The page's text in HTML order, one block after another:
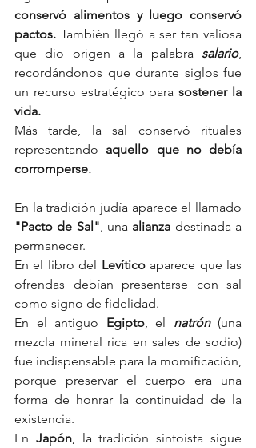
conservó alimentos y luego conservó
pactos. También llegó a ser tan valiosa
que dio origen a la palabra salario,
recordándonos que durante siglos fue
un recurso estratégico para sostener la
vida.
Más tarde, la sal conservó rituales
representando aquello que no debía
corromperse.
"Pacto de Sal", una alianza destinada a
permanecer.
En el libro del Levítico aparece que las
ofrendas debían presentarse con sal
como signo de fidelidad.
En el antiguo Egipto, el natrón (una
mezcla mineral rica en sales de sodio)
fue indispensable para la momificación,
porque preservar el cuerpo era una
forma de honrar la continuidad de la
existencia.
En Japón, la tradición sintoísta sigue